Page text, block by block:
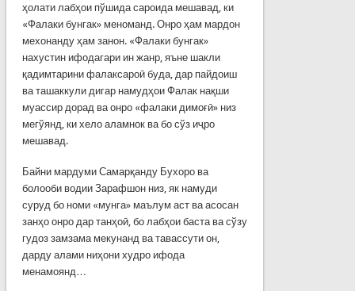
ҳолати лабҳои пўшида сароида мешавад, ки
«Фалаки бунгак» меноманд. Онро ҳам мардон
мехонанду ҳам занон. «Фалаки бунгак»
нахустин ифодагари ин жанр, яъне шакли
қадимтарини фалаксароӣ буда, дар пайдоиш
ва ташаккули дигар намудҳои Фалак нақши
муассир дорад ва онро «фалаки димоғӣ» низ
мегўянд, ки хело аламнок ва бо сўз иҷро
мешавад.
Байни мардуми Самарқанду Бухоро ва
болооби водии Зарафшон низ, як намуди
суруд бо номи «мунга» маълум аст ва асосан
занҳо онро дар танҳоӣ, бо лабҳои баста ва сўзу
гудоз замзама мекунанд ва тавассути он,
дарду алами ниҳони худро ифода
менамоянд…